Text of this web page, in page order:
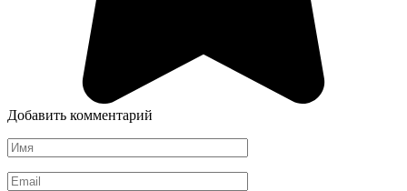
Добавить комментарий
Имя
Email